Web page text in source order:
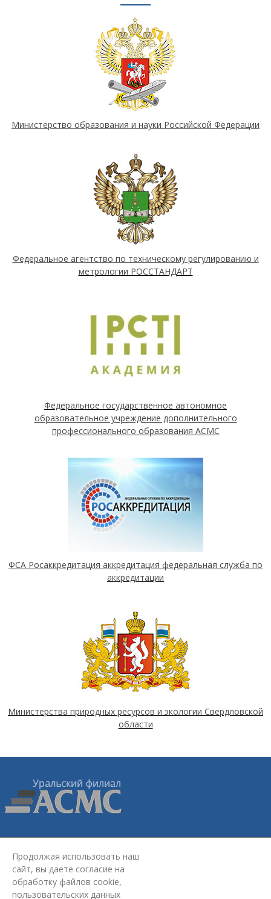
Министерство образования и науки Российской Федерации
Федеральное агентство по техническому регулированию и
метрологии РОССТАНДАРТ
Федеральное государственное автономное
образовательное учреждение дополнительного
профессионального образования АСМС
ФСА Росаккредитация аккредитация федеральная служба по
аккредитации
Министерства природных ресурсов и экологии Свердловской
области
Красноармейская, стр. 4Б, 2 этаж
+7 (343) 363-03-30
omd@ufasms.ru
Продолжая использовать наш
сайт, вы даете согласие на
обработку файлов cookie,
пользовательских данных